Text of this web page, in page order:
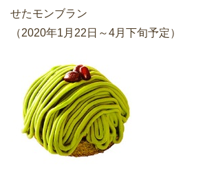
せたモンブラン
（2020年1月22日～4月下旬予定）